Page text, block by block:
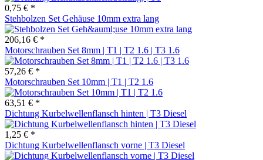
0,75 € *
Stehbolzen Set Gehäuse 10mm extra lang
206,16 € *
Motorschrauben Set 8mm | T1 | T2 1.6 | T3 1.6
57,26 € *
Motorschrauben Set 10mm | T1 | T2 1.6
63,51 € *
Dichtung Kurbelwellenflansch hinten | T3 Diesel
1,25 € *
Dichtung Kurbelwellenflansch vorne | T3 Diesel